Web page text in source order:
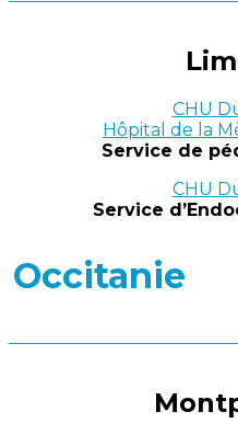
CHU
Hôpital de la
Service de
CHU
Service
Occitanie